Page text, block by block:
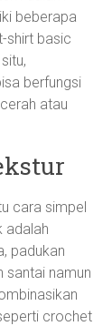
beberapa
shirt basic
berfungsi
atau
cara simpel
adalah
padukan
santai namun
crochet